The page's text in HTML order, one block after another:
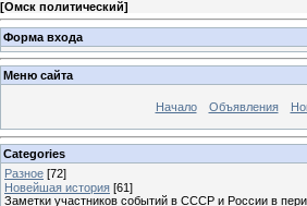
[Омск политический]
Форма входа
Меню сайта
Начало Объявления
Categories
Разное [72]
Новейшая история [61]
Заметки участников событий в СССР и России в